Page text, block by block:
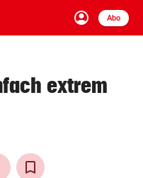
account_circle
Anmelden
Abo
close Schließen
arrow_right
extrem